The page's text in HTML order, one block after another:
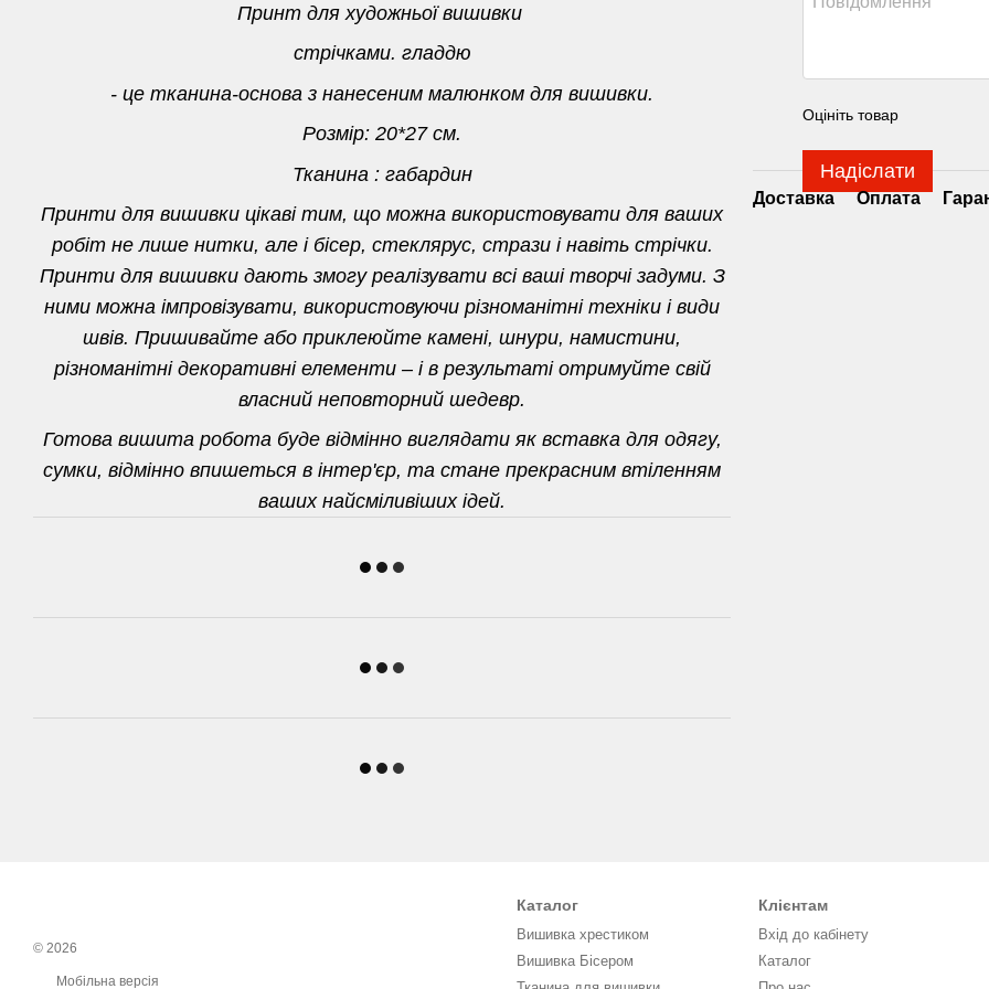
Принт для художньої вишивки
стрічками. гладдю
- це тканина-основа з нанесеним малюнком для вишивки.
Розмір: 20*27 см.
Тканина : габардин
Принти для вишивки цікаві тим, що можна використовувати для ваших
робіт не лише нитки, але і бісер, стеклярус, стрази і навіть стрічки.
Принти для вишивки дають змогу реалізувати всі ваші творчі задуми. З
ними можна імпровізувати, використовуючи різноманітні техніки і види
швів. Пришивайте або приклеюйте камені, шнури, намистини,
різноманітні декоративні елементи – і в результаті отримуйте свій
власний неповторний шедевр.
Готова вишита робота буде відмінно виглядати як вставка для одягу,
сумки, відмінно впишеться в інтер'єр, та стане прекрасним втіленням
ваших найсміливіших ідей.
Оцініть товар
Надіслати
Доставка Оплата
© 2026
Мобільна версія
Каталог
Вишивка хрестиком
Вишивка Бісером
Клієнтам
Вхід до кабінету
Каталог